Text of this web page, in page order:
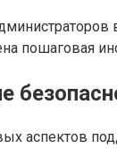
пошаговая
аспектов